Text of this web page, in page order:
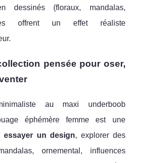
dessinés (floraux, mandalas,
offrent un effet réaliste
pensée pour oser,
au maxi underboob
éphémère femme est une
essayer un design, explorer des
ornemental, influences